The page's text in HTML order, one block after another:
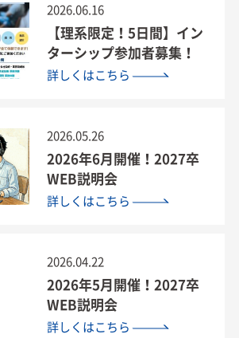
【理系限定！5日間】イン
ターシップ参加者募集！
2026.06.16
詳しくはこちら
2026年6月開催！2027卒
WEB説明会
2026.05.26
詳しくはこちら
2026年5月開催！2027卒
WEB説明会
2026.04.22
詳しくはこちら